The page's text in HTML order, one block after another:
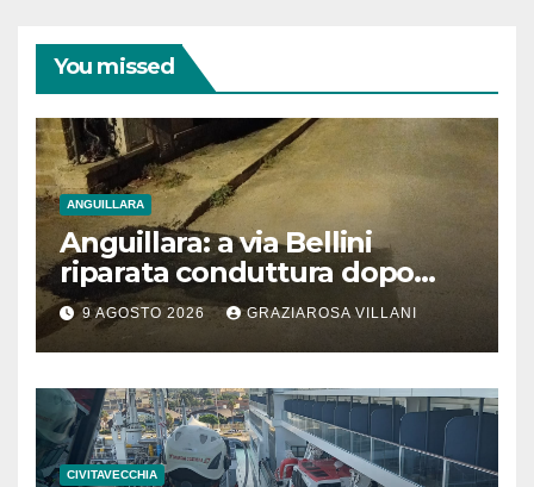
You missed
ANGUILLARA
Anguillara: a via Bellini
riparata conduttura dopo
segnalazione IdD
9 AGOSTO 2026 GRAZIAROSA VILLANI
CIVITAVECCHIA